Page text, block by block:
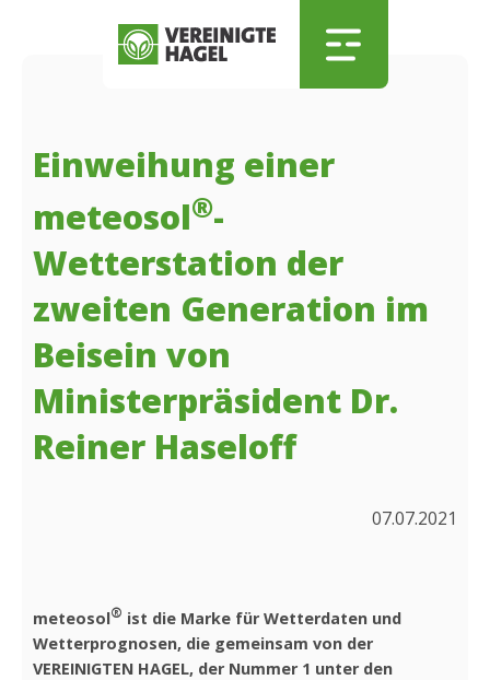
Einweihung einer
meteosol®-
Wetterstation der
zweiten Generation im
Beisein von
Ministerpräsident Dr.
Reiner Haseloff
07.07.2021
meteosol® ist die Marke für Wetterdaten und
Wetterprognosen, die gemeinsam von der
VEREINIGTEN HAGEL, der Nummer 1 unter den